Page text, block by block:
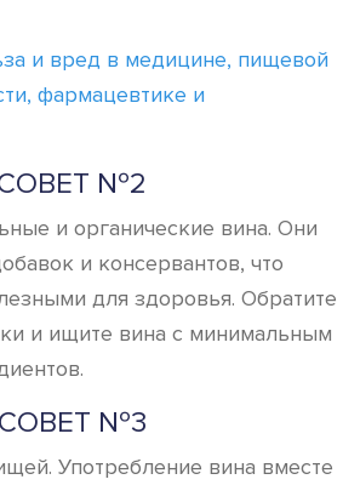
и вред в медицине, пищевой
фармацевтике и
№2
и органические вина. Они
и консервантов, что
для здоровья. Обратите
и ищите вина с минимальным
СОВЕТ №3
Употребление вина вместе